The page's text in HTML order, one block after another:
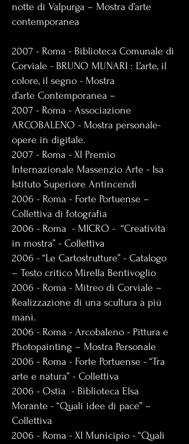
notte di Valpurga – Mostra d’arte
contemporanea
2007 - Roma - Biblioteca Comunale di
Corviale - BRUNO MUNARI : L’arte, il
colore, il segno - Mostra
d’arte Contemporanea –
2007 - Roma - Associazione
ARCOBALENO - Mostra personale-
opere in digitale.
2007 - Roma - XI Premio
Internazionale Massenzio Arte - Isa
Istituto Superiore Antincendi
2006 - Roma - Forte Portuense –
Collettiva di fotografia
2006 - Roma - MICRO - “Creatività
in mostra” - Collettiva
2006 - “Le Cartostrutture” - Catalogo
– Testo critico Mirella Bentivoglio
2006 - Roma - Mitreo di Corviale –
Realizzazione di una scultura a più
mani.
2006 - Roma - Arcobaleno - Pittura e
Photopainting – Mostra Personale
2006 - Roma - Forte Portuense - “Tra
arte e natura” - Collettiva
2006 - Ostia - Biblioteca Elsa
Morante - “Quali idee di pace” –
Collettiva
2006 - Roma - XI Municipio - “Quali